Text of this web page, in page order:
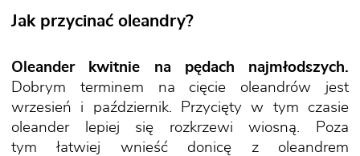
Jak przycinać oleandry?
Oleander kwitnie na pędach najmłodszych.
Dobrym terminem na cięcie oleandrów jest
wrzesień i październik. Przycięty w tym czasie
oleander lepiej się rozkrzewi wiosną. Poza
tym łatwiej wnieść donicę z oleandrem